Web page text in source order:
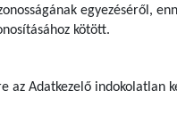
egyezéséről,
kötött.
az Adatkezelő indokolatlan